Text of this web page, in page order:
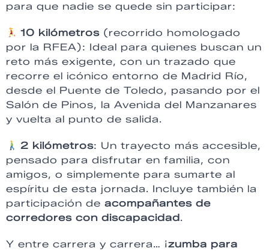
para que nadie se quede sin participar:
10 kilómetros (recorrido homologado
por la RFEA): Ideal para quienes buscan un
reto más exigente, con un trazado que
recorre el icónico entorno de Madrid Río,
desde el Puente de Toledo, pasando por el
Salón de Pinos, la Avenida del Manzanares
y vuelta al punto de salida.
2 kilómetros: Un trayecto más accesible,
pensado para disfrutar en familia, con
amigos, o simplemente para sumarte al
espíritu de esta jornada. Incluye también la
participación de acompañantes de
corredores con discapacidad .
Y entre carrera y carrera… ¡zumba para